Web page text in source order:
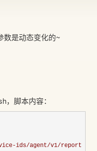
数是动态变化的~
，脚本内容：
ids/agent/v1/report-